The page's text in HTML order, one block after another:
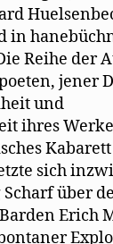
in
Reihe der
jener
und
ihres
sich
über
Erich